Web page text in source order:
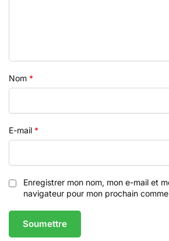
Nom *
E-mail *
Enregistrer mon nom, mon e-mail et
navigateur pour mon prochain